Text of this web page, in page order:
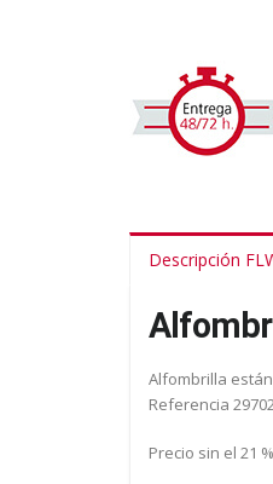
Descripción
Alfombrilla
Referencia
Precio sin el 21